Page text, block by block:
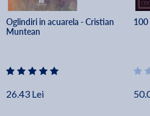
Oglindiri in acuarela - Cristian
Muntean
26.43 Lei
100